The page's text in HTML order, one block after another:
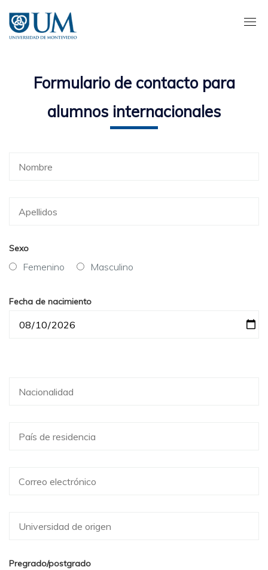
contenido
principal
Formulario de contacto para
alumnos internacionales
Sexo
Femenino Masculino
Fecha de nacimiento
Pregrado/postgrado